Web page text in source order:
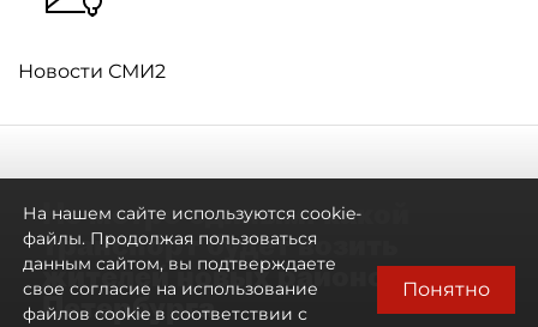
Новости СМИ2
Не метро единым: какой
транспорт будет возить
жителей новых районов
Петербурга
На нашем сайте используются cookie-
файлы. Продолжая пользоваться
данным сайтом, вы подтверждаете
свое согласие на использование
файлов cookie в соответствии с
Понятно